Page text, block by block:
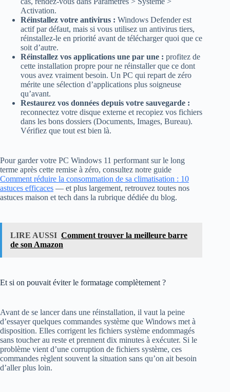
Activation.
Réinstallez votre antivirus : Windows Defender est
actif par défaut, mais si vous utilisez un antivirus tiers,
réinstallez-le en priorité avant de télécharger quoi que ce
soit d’autre.
Réinstallez vos applications une par une : profitez de
cette installation propre pour ne réinstaller que ce dont
vous avez vraiment besoin. Un PC qui repart de zéro
mérite une sélection d’applications plus soigneuse
qu’avant.
Restaurez vos données depuis votre sauvegarde :
reconnectez votre disque externe et recopiez vos fichiers
dans les bons dossiers (Documents, Images, Bureau).
Vérifiez que tout est bien là.
Pour garder votre PC Windows 11 performant sur le long
terme après cette remise à zéro, consultez notre guide
Comment réduire la consommation de sa climatisation : 10
astuces efficaces — et plus largement, retrouvez toutes nos
astuces maison et tech dans la rubrique dédiée du blog.
LIRE AUSSI Comment trouver la meilleure barre
de son Amazon
Et si on pouvait éviter le formatage complètement ?
Avant de se lancer dans une réinstallation, il vaut la peine
d’essayer quelques commandes système que Windows met à
disposition. Elles corrigent les fichiers système endommagés
sans toucher au reste et prennent dix minutes à exécuter. Si le
problème vient d’une corruption de fichiers système, ces
commandes règlent souvent la situation sans qu’on ait besoin
d’aller plus loin.